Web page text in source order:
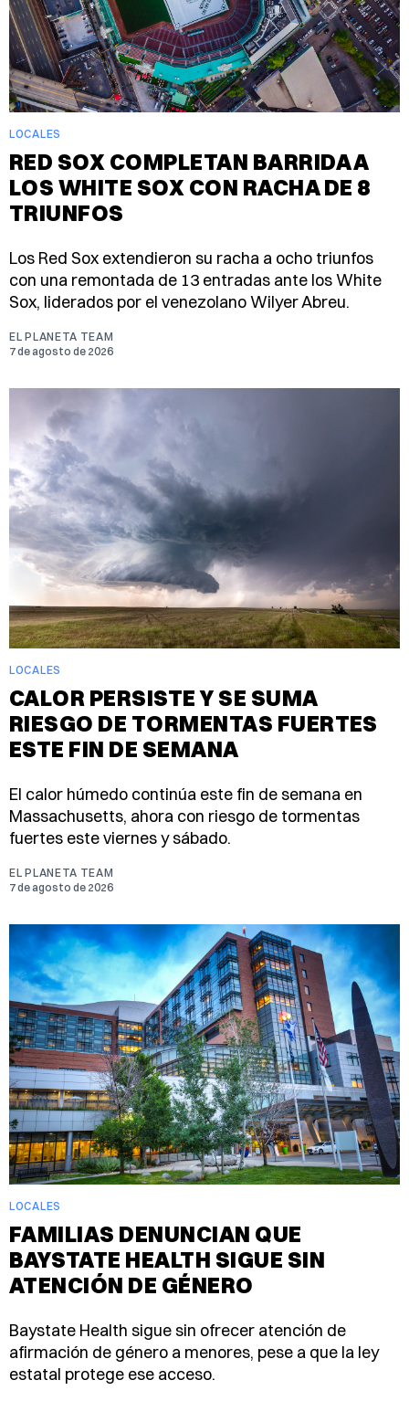
LOCALES
RED SOX COMPLETAN BARRIDA A
LOS WHITE SOX CON RACHA DE 8
TRIUNFOS
Los Red Sox extendieron su racha a ocho triunfos
con una remontada de 13 entradas ante los White
Sox, liderados por el venezolano Wilyer Abreu.
EL PLANETA TEAM
7 de agosto de 2026
LOCALES
CALOR PERSISTE Y SE SUMA
RIESGO DE TORMENTAS FUERTES
ESTE FIN DE SEMANA
El calor húmedo continúa este fin de semana en
Massachusetts, ahora con riesgo de tormentas
fuertes este viernes y sábado.
EL PLANETA TEAM
7 de agosto de 2026
LOCALES
FAMILIAS DENUNCIAN QUE
BAYSTATE HEALTH SIGUE SIN
ATENCIÓN DE GÉNERO
Baystate Health sigue sin ofrecer atención de
afirmación de género a menores, pese a que la ley
estatal protege ese acceso.